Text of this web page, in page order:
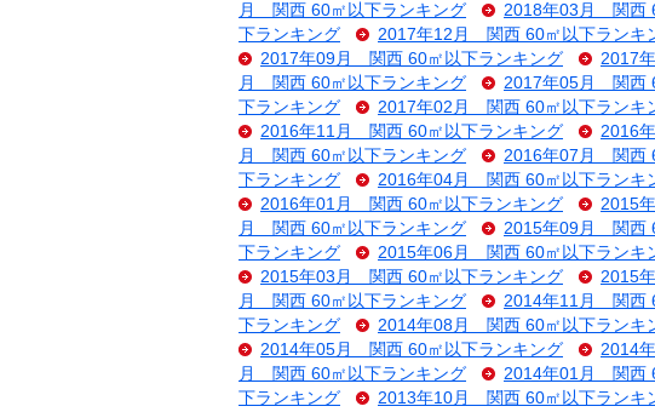
月 関西 60㎡以下ランキング
2018年03月 関西
下ランキング
2017年12月 関西 60㎡以下ランキ
2017年09月 関西 60㎡以下ランキング
2017
月 関西 60㎡以下ランキング
2017年05月 関西
下ランキング
2017年02月 関西 60㎡以下ランキ
2016年11月 関西 60㎡以下ランキング
2016
月 関西 60㎡以下ランキング
2016年07月 関西
下ランキング
2016年04月 関西 60㎡以下ランキ
2016年01月 関西 60㎡以下ランキング
2015
月 関西 60㎡以下ランキング
2015年09月 関西
下ランキング
2015年06月 関西 60㎡以下ランキ
2015年03月 関西 60㎡以下ランキング
2015
月 関西 60㎡以下ランキング
2014年11月 関西
下ランキング
2014年08月 関西 60㎡以下ランキ
2014年05月 関西 60㎡以下ランキング
2014
月 関西 60㎡以下ランキング
2014年01月 関西
下ランキング
2013年10月 関西 60㎡以下ランキ